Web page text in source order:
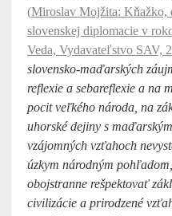
(Miroslav Mojžita: Kňažko,
slovenskej diplomacie v
Veda, Vydavateľstvo SAV,
slovensko-maďarských
reflexie a sebareflexie a na
pocit veľkého národa, na
uhorské dejiny s
vzájomných vzťahoch
úzkym národným
obojstranne rešpektovať
civilizácie a prirodzené